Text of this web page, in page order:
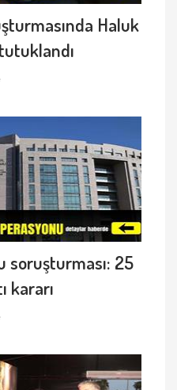
Haluk
soruşturması: 25
kararı